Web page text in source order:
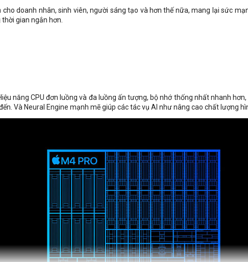
cho doanh nhân, sinh viên, người sáng tạo và hơn thế nữa, mang lại sức
gian ngắn hơn.
năng CPU đơn luồng và đa luồng ấn tượng, bộ nhớ thống nhất nhanh
Và Neural Engine mạnh mẽ giúp các tác vụ AI như nâng cao chất lượng